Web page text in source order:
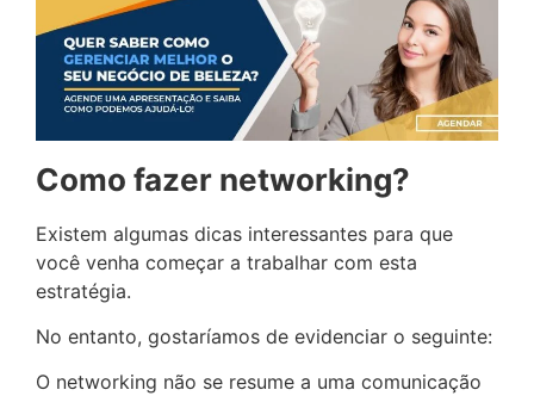
Como fazer networking?
Existem algumas dicas interessantes para que
você venha começar a trabalhar com esta
estratégia.
No entanto, gostaríamos de evidenciar o seguinte:
O networking não se resume a uma comunicação